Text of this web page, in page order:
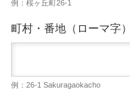
例：桜ヶ丘町26-1
町村・番地（ローマ字）
例：26-1 Sakuragaokacho